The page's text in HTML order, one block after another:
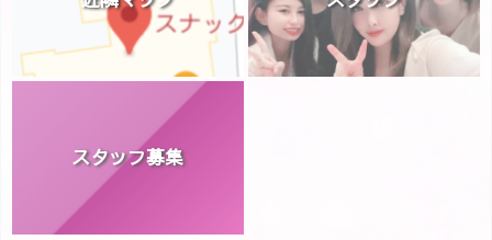
スタッフ募集